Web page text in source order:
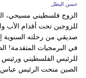
حسن البطل
الزوج فلسطيني مسيحي،
للزوجين تحت أقدام الأب
صديقي من رحلته السنوية
في البرمجيات المتقدمة!
للرئيس الفلسطيني ورئيس
الصين منحت الرئيس عباس